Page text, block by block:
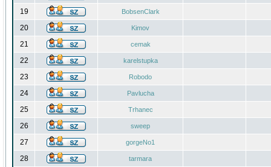
19 BobsenClark
20 Kimov
21 cemak
22 karelstupka
23 Robodo
24 Pavlucha
25 Trhanec
26 sweep
27 gorgeNo1
28 tarmara